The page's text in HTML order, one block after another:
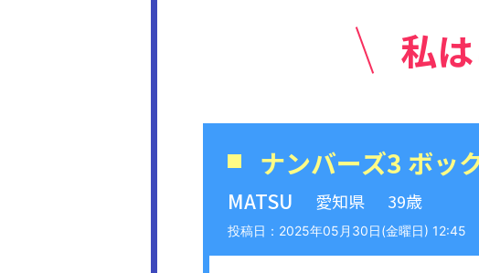
私
ナンバーズ3 ボッ
MATSU 愛知県 39歳
2025年05月30日(金曜日) 12:45